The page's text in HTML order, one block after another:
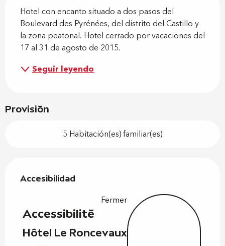
Hotel con encanto situado a dos pasos del
Boulevard des Pyrénées, del distrito del Castillo y
la zona peatonal. Hotel cerrado por vacaciones del
17 al 31 de agosto de 2015.
Seguir leyendo
Provisión
5 Habitación(es) familiar(es)
Accesibilidad
Accesibilidad
Fermer
Accessibilité
Hôtel Le Roncevaux